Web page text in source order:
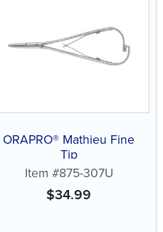
ORAPRO® Mathieu Fine
Tip
Item #875-307U
$34.99